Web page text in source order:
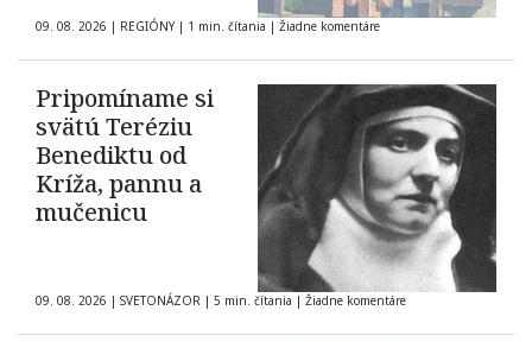
09. 08. 2026 | REGIÓNY | 1 min. čítania | Žiadne komentáre
Pripomíname si
svätú Teréziu
Benediktu od
Kríža, pannu a
mučenicu
09. 08. 2026 | SVETONÁZOR | 5 min. čítania | Žiadne komentáre